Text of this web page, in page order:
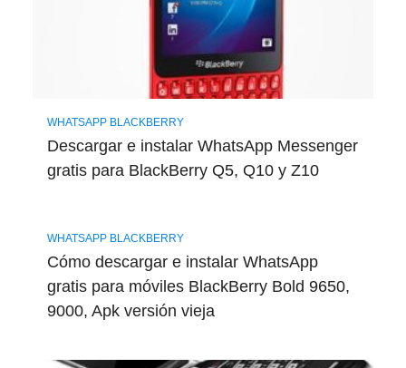
WHATSAPP BLACKBERRY
Descargar e instalar WhatsApp Messenger
gratis para BlackBerry Q5, Q10 y Z10
WHATSAPP BLACKBERRY
Cómo descargar e instalar WhatsApp
gratis para móviles BlackBerry Bold 9650,
9000, Apk versión vieja